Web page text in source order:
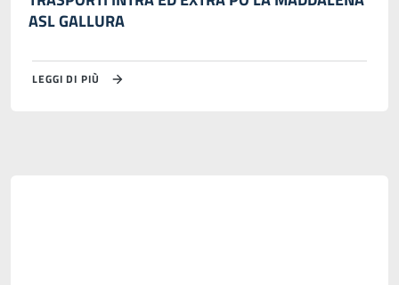
ASL GALLURA
LEGGI DI PIÙ